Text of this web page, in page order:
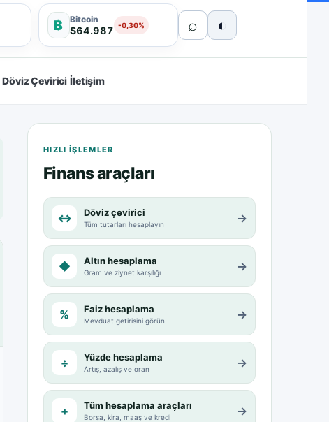
₿ Bitcoin
$64.987 -0,30% ⌕ ◐
Döviz Çevirici İletişim
HIZLI IŞLEMLER
Finans araçları
↔ Döviz çevirici
Tüm tutarları hesaplayın →
◆ Altın hesaplama
Gram ve ziynet karşılığı →
% Faiz hesaplama
Mevduat getirisini görün →
÷ Yüzde hesaplama
Artış, azalış ve oran →
+ Tüm hesaplama araçları
Borsa, kira, maaş ve kredi →